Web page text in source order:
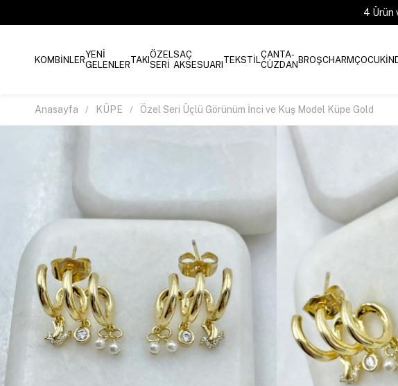
4 Ürün
KOMBİNLERYENİ
GELENLERTAKIÖZEL
SERİ
SAÇ
AKSESUARI TEKSTİLÇANTA-
CÜZDANBROŞCHARMÇOCUK
Anasayfa KÜPE Özel Seri Üçlü Görünüm İnci ve Kuş Model Küpe Gold